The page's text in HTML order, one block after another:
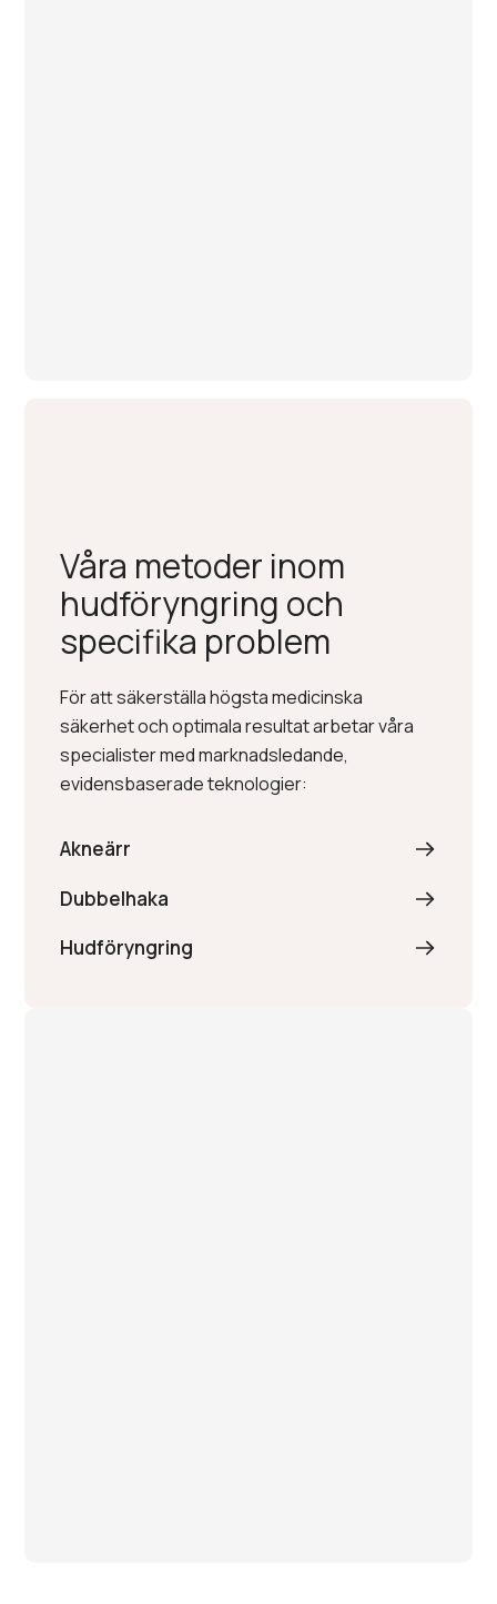
Våra metoder inom
hudföryngring och
specifika problem
För att säkerställa högsta medicinska
säkerhet och optimala resultat arbetar våra
specialister med marknadsledande,
evidensbaserade teknologier:
Akneärr
Dubbelhaka
Hudföryngring